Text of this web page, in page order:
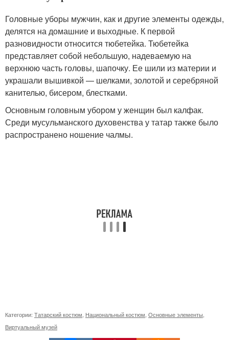
Головные уборы мужчин, как и другие элементы одежды,
делятся на домашние и выходные. К первой
разновидности относится тюбетейка. Тюбетейка
представляет собой небольшую, надеваемую на
верхнюю часть головы, шапочку. Ее шили из материи и
украшали вышивкой — шелками, золотой и серебряной
канителью, бисером, блестками.
Основным головным убором у женщин был калфак.
Среди мусульманского духовенства у татар также было
распространено ношение чалмы.
Категории: Татарский костюм Национальный костюм Основные элементы
Виртуальный музей